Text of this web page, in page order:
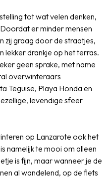
tot wat velen denken,
er minder mensen
zij graag door de straatjes,
lekker drankje op het terras.
geen sprake, met name
overwinteraars
Teguise, Playa Honda en
levendige sfeer
op Lanzarote ook het
namelijk te mooi om alleen
is fijn, maar wanneer je de
al wandelend, op de fiets